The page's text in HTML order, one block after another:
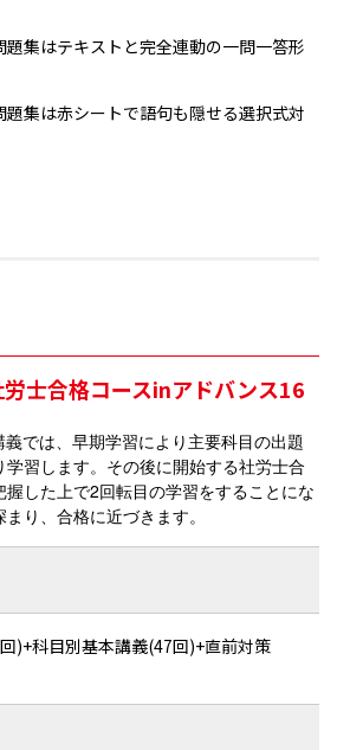
題集はテキストと完全連動の一問一答形
題集は赤シートで語句も隠せる選択式対
士合格コースinアドバンス16
義では、早期学習により主要科目の出題
習します。その後に開始する社労士合
した上で2回転目の学習をすることにな
り、合格に近づきます。
)+科目別基本講義(47回)+直前対策